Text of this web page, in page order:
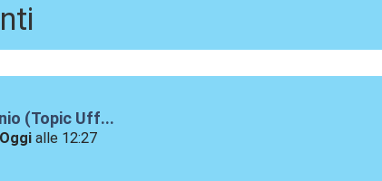
(Topic Uff...
Oggi alle 12:27